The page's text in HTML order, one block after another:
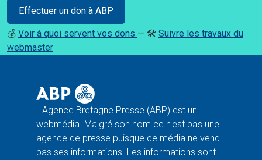
Effectuer un don à ABP
💰 Voir à quoi servent vos dons — 🛠️ Suivre les travaux du
webmaster
L'Agence Bretagne Presse (ABP) est un
webmédia. Malgré son nom ce n'est pas une
agence de presse puisque ce média ne vend
pas ses informations. Les informations sont